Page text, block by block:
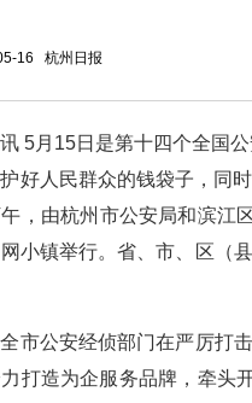
16 杭州日报
5月15日是第十四个全国
好人民群众的钱袋子，同
，由杭州市公安局和滨江
小镇举行。省、市、区（
市公安经侦部门在严厉打
打造为企服务品牌，牵头